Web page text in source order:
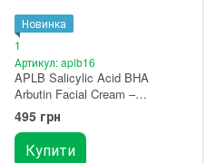
Новинка
1
Артикул: aplb16
APLB Salicylic Acid BHA
Arbutin Facial Cream –
зволожуючий крем для
проблемної та чутливої шкіри
55 мл
495 грн
Купити